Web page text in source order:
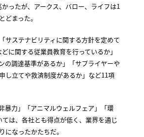
かったが、アークス、バロー、ライフは1
どまった。
サステナビリティに関する方針を定めて
に関する従業員教育を行っているか」
の調達基準があるか」「サプライヤーや
し立てや救済制度があるか」など11項
暴力」「アニマルウェルフェア」「環
は、各社とも得点が低く、業界を通じ
になったかたちだ。